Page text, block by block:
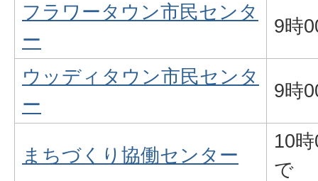
フラワータウン市民センタ
ー
9時
ウッディタウン市民センタ
ー
9時
まちづくり協働センター
10
で